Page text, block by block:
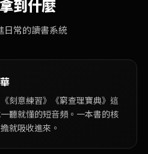
到什麼
日常的讀書系統
刻意練習》《窮查理寶典》這
聽就懂的短音頻。一本書的核
就吸收進來。